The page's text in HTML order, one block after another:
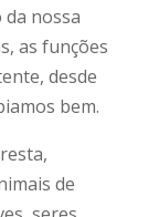
nossa
as funções
desde
bem.
de